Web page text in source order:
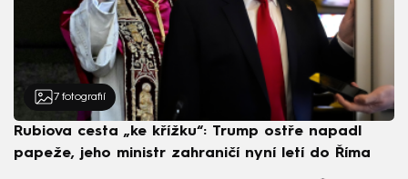
7 fotografií
Rubiova cesta „ke křížku“: Trump ostře napadl
papeže, jeho ministr zahraničí nyní letí do Říma